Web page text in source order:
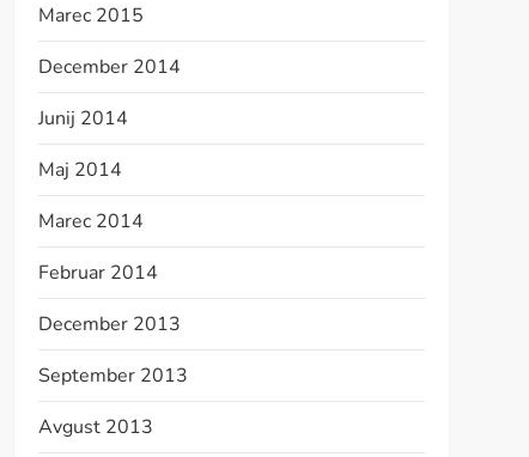
Marec 2015
December 2014
Junij 2014
Maj 2014
Marec 2014
Februar 2014
December 2013
September 2013
Avgust 2013